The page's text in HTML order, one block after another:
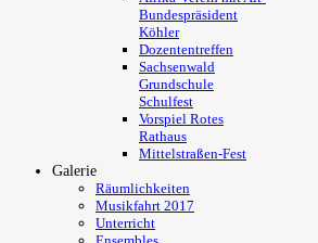
Bundespräsident
Köhler
Dozententreffen
Sachsenwald
Grundschule
Schulfest
Vorspiel Rotes
Rathaus
Mittelstraßen-Fest
Galerie
Räumlichkeiten
Musikfahrt 2017
Unterricht